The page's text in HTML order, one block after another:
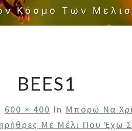
Κόσμο Των
BEES1
600 × 400 In Μπορώ Να
Με Μέλι Που Έχω